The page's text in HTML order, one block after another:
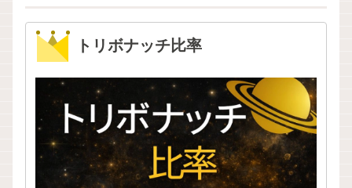
トリボナッチ比率